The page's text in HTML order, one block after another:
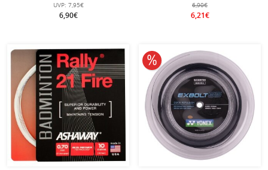
UVP: 7,95€
6,90€
6,90€
6,21€
10% reduziert